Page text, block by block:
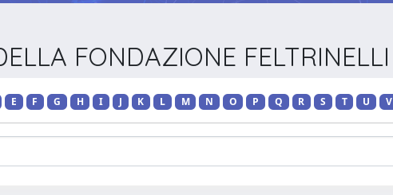
FONDAZIONE FELTRINELLI
E F G H I J K L M N O P Q R S T U V